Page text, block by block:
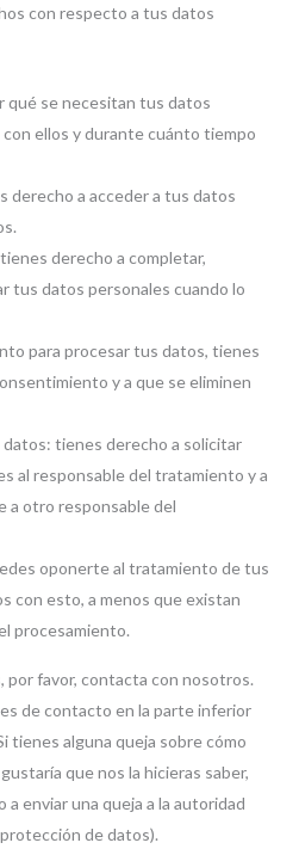
con respecto a tus datos
qué se necesitan tus datos
ellos y durante cuánto tiempo
derecho a acceder a tus datos
derecho a completar,
tus datos personales cuando lo
para procesar tus datos, tienes
y a que se eliminen
tienes derecho a solicitar
al responsable del tratamiento y a
a otro responsable del
oponerte al tratamiento de tus
con esto, a menos que existan
procesamiento.
por favor, contacta con nosotros.
de contacto en la parte inferior
tienes alguna queja sobre cómo
que nos la hicieras saber,
enviar una queja a la autoridad
de datos).